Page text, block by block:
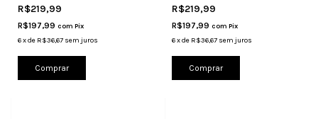
R$219,99
R$197,99 com Pix
6xde R$36,67 sem juros
Comprar
R$219,99
R$197,99 com Pix
6 xde R$36,67 sem juros
Comprar